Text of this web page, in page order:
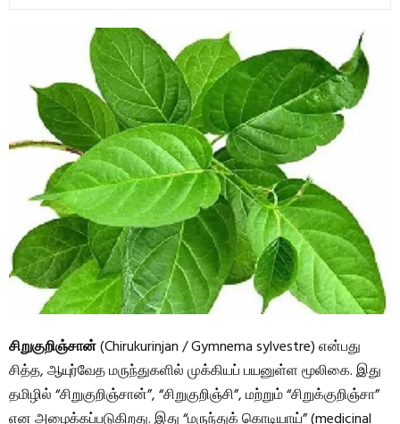
சிறுகுறிஞ்சான்(Chirukurinjan / Gymnema sylvestre) என்பது
சித்த, ஆயுர்வேத மருந்துகளில் முக்கியப் பயனுள்ள மூலிகை. இது
தமிழில் “சிறுகுறிஞ்சான்”, “சிறுகுறிஞ்சி”, மற்றும் “சிறுக்குறிஞ்சா”
என அழைக்கப்படுகிறது. இது “மருந்துக் கொடியாய்” (medicinal